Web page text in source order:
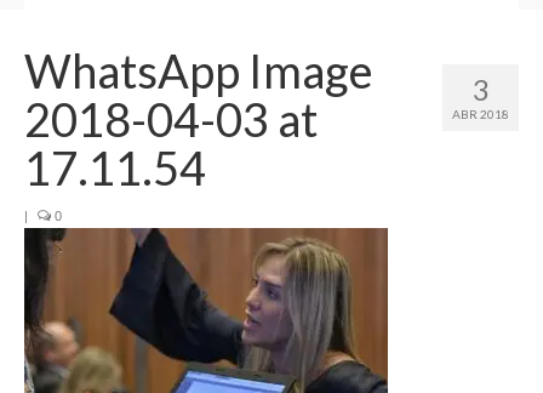
Fernando Fidelis
Café com Fidelis
Contato
Currículo
3
ABR 2018
WhatsApp Image
2018-04-03 at
17.11.54
| 0